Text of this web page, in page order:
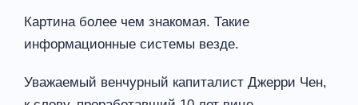
Картина более чем знакомая. Такие
информационные системы везде.
Уважаемый венчурный капиталист Джерри Чен,